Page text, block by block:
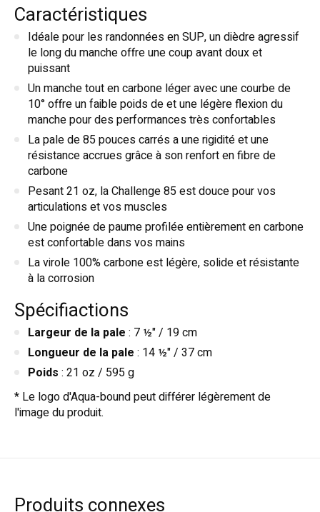
Caractéristiques
Idéale pour les randonnées en SUP, un dièdre agressif
le long du manche offre une coup avant doux et
puissant
Un manche tout en carbone léger avec une courbe de
10° offre un faible poids de et une légère flexion du
manche pour des performances très confortables
La pale de 85 pouces carrés a une rigidité et une
résistance accrues grâce à son renfort en fibre de
carbone
Pesant 21 oz, la Challenge 85 est douce pour vos
articulations et vos muscles
Une poignée de paume profilée entièrement en carbone
est confortable dans vos mains
La virole 100% carbone est légère, solide et résistante
à la corrosion
Spécifiactions
Largeur de la pale : 7 ½" / 19 cm
Longueur de la pale : 14 ½" / 37 cm
Poids : 21 oz / 595 g
* Le logo d'Aqua-bound peut différer légèrement de
l'image du produit.
Produits connexes